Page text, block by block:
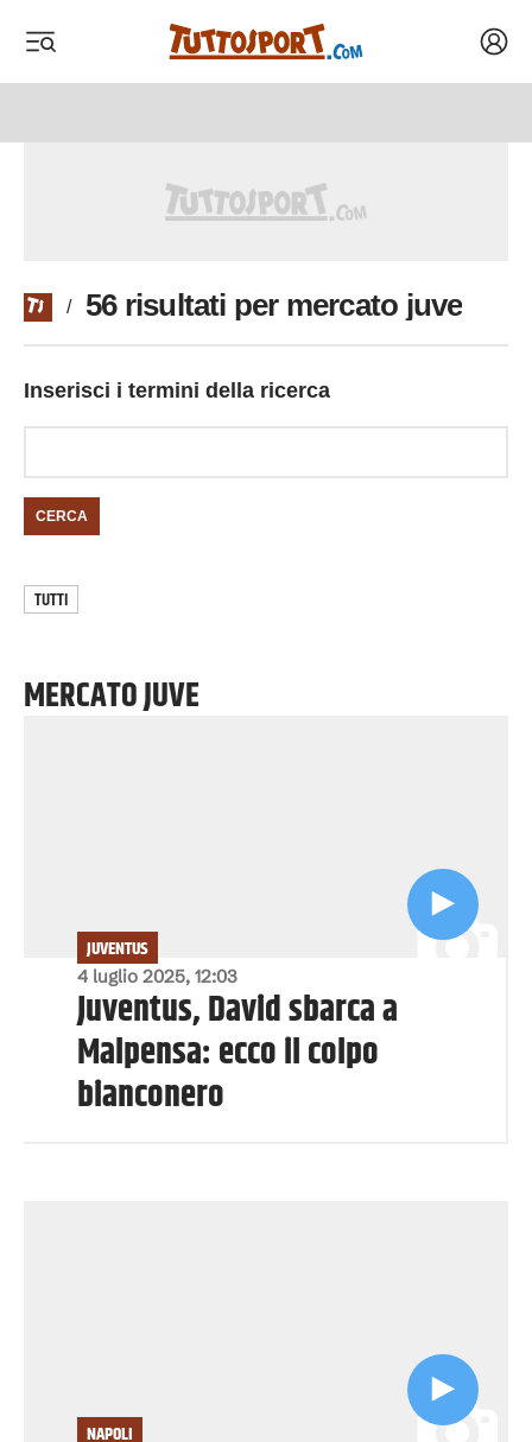
/ 56 risultati per mercato juve
Inserisci i termini della ricerca
CERCA
TUTTI
MERCATO JUVE
4 luglio 2025, 12:03
JUVENTUS
Juventus, David sbarca a
Malpensa: ecco il colpo
bianconero
NAPOLI